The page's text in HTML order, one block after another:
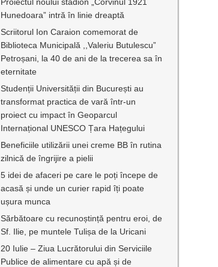
Hunedoara” intră în linie dreaptă
Scriitorul Ion Caraion comemorat de
Biblioteca Municipală ,,Valeriu Butulescu”
Petroșani, la 40 de ani de la trecerea sa în
eternitate
Studenții Universității din București au
transformat practica de vară într-un
proiect cu impact în Geoparcul
Internațional UNESCO Țara Hațegului
Beneficiile utilizării unei creme BB în rutina
zilnică de îngrijire a pielii
5 idei de afaceri pe care le poți începe de
acasă și unde un curier rapid îți poate
ușura munca
Sărbătoare cu recunoștință pentru eroi, de
Sf. Ilie, pe muntele Tulișa de la Uricani
20 Iulie – Ziua Lucrătorului din Serviciile
Publice de alimentare cu apă și de